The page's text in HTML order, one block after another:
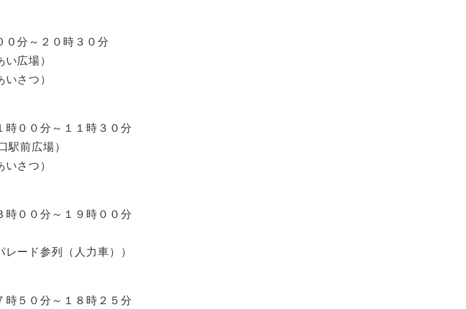
～２０時３０分
広場）
さつ）
０分～１１時３０分
前広場）
さつ）
０分～１９時００分
ード参列（人力車））
０分～１８時２５分